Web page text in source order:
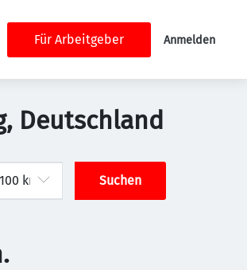
Für Arbeitgeber Anmelden
Deutschland
Suchen